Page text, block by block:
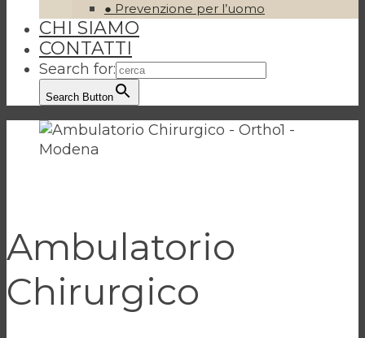
● Prevenzione per l’uomo
CHI SIAMO
CONTATTI
Search for:
Search Button
Ambulatorio
Chirurgico